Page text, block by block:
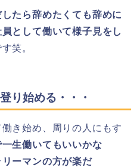
たら辞めたくても辞めに
として働いて様子見をし
笑。
り始める・・・
き始め、周りの人にもす
一生働いてもいいかな
ーマンの方が楽だ